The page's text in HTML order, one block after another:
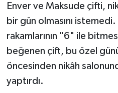
Enver ve Maksude çifti,
bir gün olmasını istemedi.
rakamlarının "6" ile
beğenen çift, bu özel
öncesinden nikâh
yaptırdı.